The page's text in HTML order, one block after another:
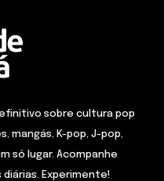
sobre cultura pop
mangás, K-pop, J-pop,
só lugar. Acompanhe
Experimente!